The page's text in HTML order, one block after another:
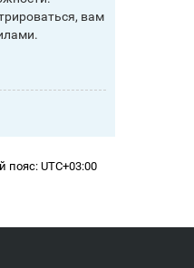
вам
пояс: UTC+03:00